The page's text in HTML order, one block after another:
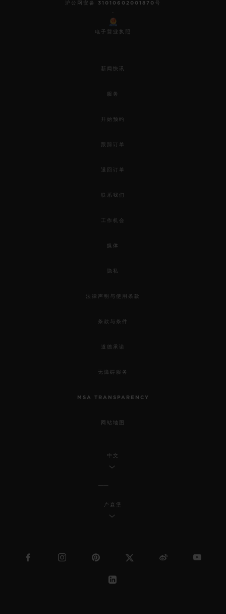
沪公网安备 31010602001870号
电子营业执照
新闻快讯
服务
开始预约
跟踪订单
退回订单
联系我们
工作机会
媒体
隐私
法律声明与使用条款
条款与条件
道德承诺
无障碍服务
MSA TRANSPARENCY
网站地图
中文
卢森堡